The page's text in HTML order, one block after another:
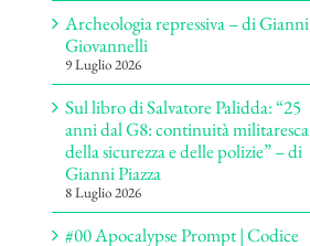
Archeologia repressiva – di Gianni
Giovannelli
9 Luglio 2026
Sul libro di Salvatore Palidda: “25
anni dal G8: continuità militaresca
della sicurezza e delle polizie” – di
Gianni Piazza
8 Luglio 2026
#00 Apocalypse Prompt | Codice